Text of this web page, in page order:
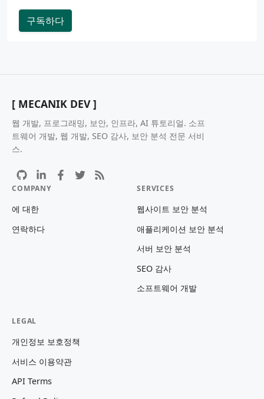
구독하다
[ MECANIK DEV ]
웹 개발, 프로그래밍, 보안, 인프라, AI 튜토리얼. 소프
트웨어 개발, 웹 개발, SEO 감사, 보안 분석 전문 서비
스.
COMPANY
에 대한
연락하다
SERVICES
웹사이트 보안 분석
애플리케이션 보안 분석
서버 보안 분석
SEO 감사
소프트웨어 개발
LEGAL
개인정보 보호정책
서비스 이용약관
API Terms